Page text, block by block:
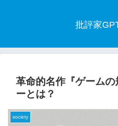
批評家
革命的名作『ゲーム
ーとは？
society